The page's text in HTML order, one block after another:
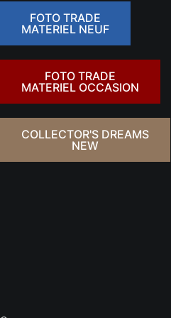
FOTO TRADE
MATERIEL NEUF
FOTO TRADE
MATERIEL OCCASION
COLLECTOR'S DREAMS
NEW